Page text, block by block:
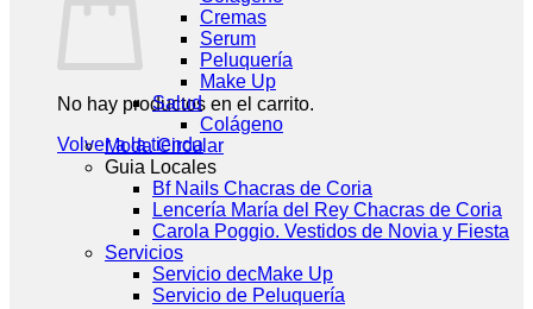
No hay productos en el carrito.
Volver a la tienda
Cremas
Serum
Peluquería
Make Up
Salud
Colágeno
Moda Circular
Guia Locales
Bf Nails Chacras de Coria
Lencería María del Rey Chacras de Coria
Carola Poggio. Vestidos de Novia y Fiesta
Servicios
Servicio decMake Up
Servicio de Peluquería